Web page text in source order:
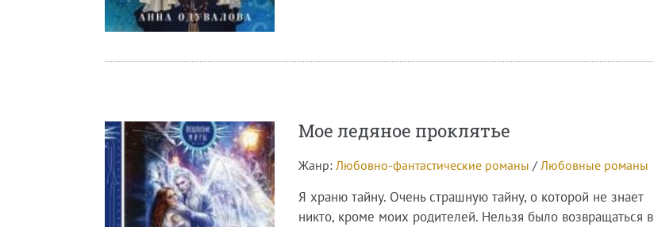
Мое ледяное проклятье
Жанр: Любовно-фантастические романы / Любовные романы
Я храню тайну. Очень страшную тайну, о которой не знает
никто, кроме моих родителей. Нельзя было возвращаться в